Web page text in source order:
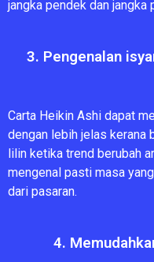
jangka pendek dan jangka
3. Pengenalan
Carta Heikin Ashi dapat
dengan lebih jelas kerana
lilin ketika trend berubah
mengenal pasti masa
dari pasaran.
4.